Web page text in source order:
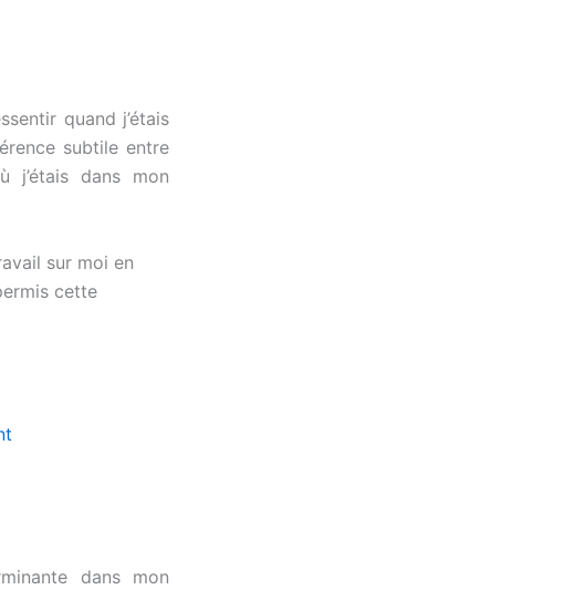
quand j’étais
subtile entre
j’étais dans mon
sur moi en
cette
dans mon